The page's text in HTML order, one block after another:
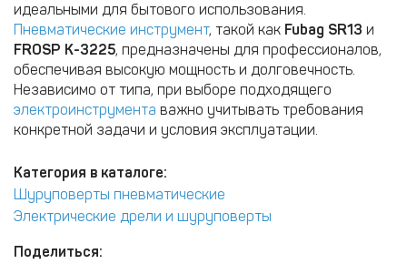
идеальными для бытового использования.
Пневматические инструмент, такой как Fubag SR13 и
FROSP К-3225, предназначены для профессионалов,
обеспечивая высокую мощность и долговечность.
Независимо от типа, при выборе подходящего
электроинструмента важно учитывать требования
конкретной задачи и условия эксплуатации.
Категория в каталоге:
Шуруповерты пневматические
Электрические дрели и шуруповерты
Поделиться: